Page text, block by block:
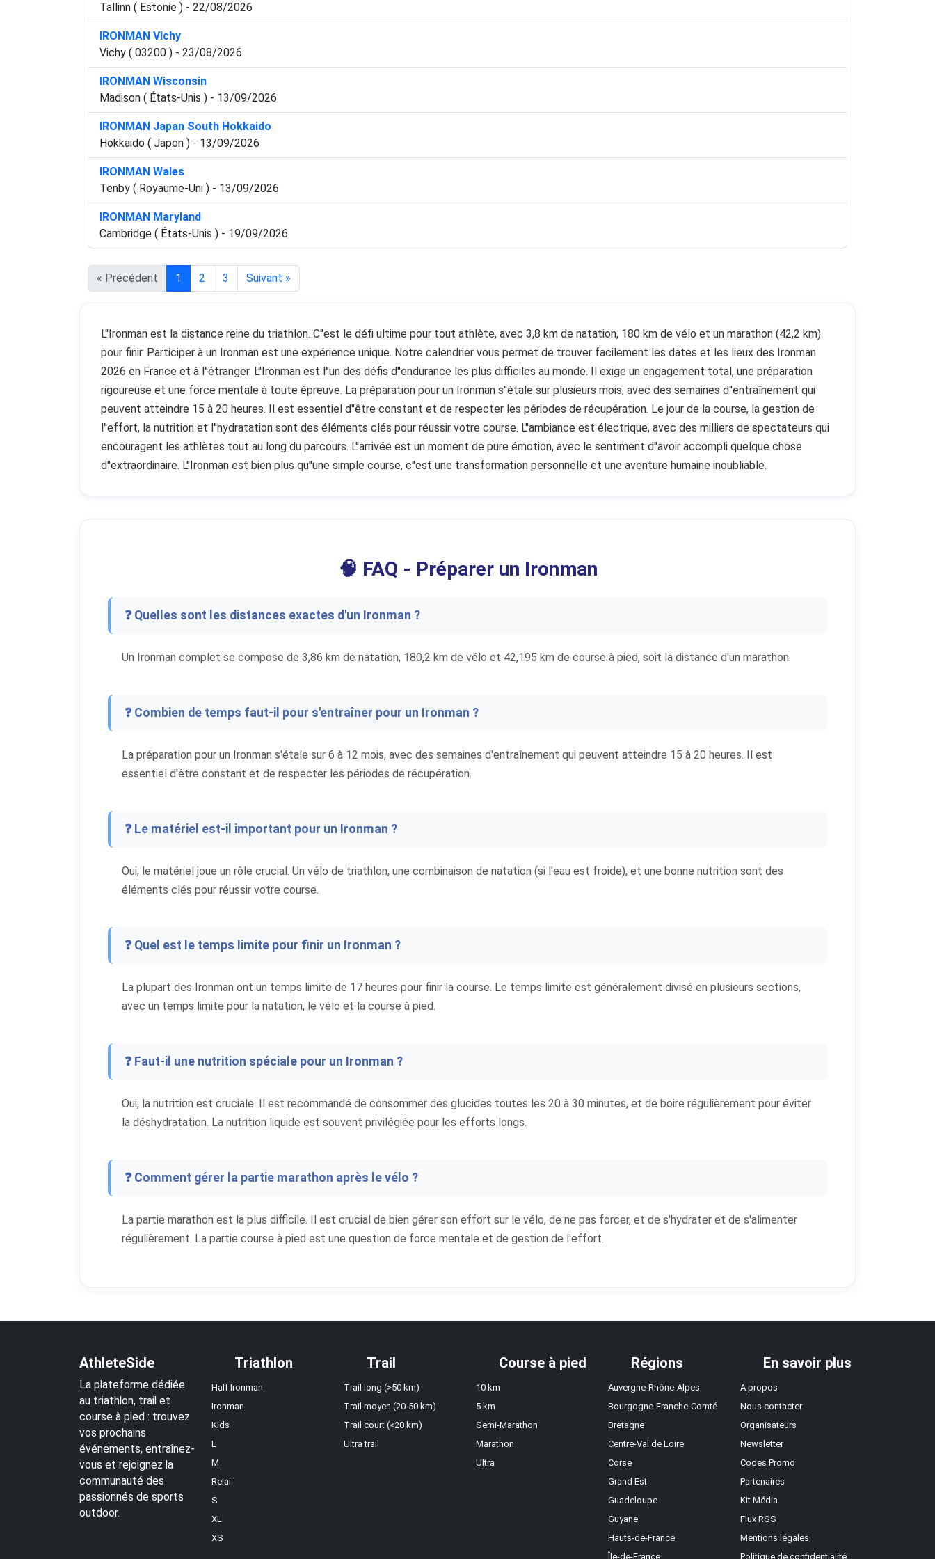
Tallinn ( Estonie ) - 22/08/2026
IRONMAN Vichy
Vichy ( 03200 ) - 23/08/2026
IRONMAN Wisconsin
Madison ( États-Unis ) - 13/09/2026
IRONMAN Japan South Hokkaido
Hokkaido ( Japon ) - 13/09/2026
IRONMAN Wales
Tenby ( Royaume-Uni ) - 13/09/2026
IRONMAN Maryland
Cambridge ( États-Unis ) - 19/09/2026
« Précédent 1 2 3 Suivant »
L''Ironman est la distance reine du triathlon. C''est le défi ultime pour tout athlète, avec 3,8 km de natation, 180 km de vélo et un marathon (42,2 km)
pour finir. Participer à un Ironman est une expérience unique. Notre calendrier vous permet de trouver facilement les dates et les lieux des Ironman
2026 en France et à l''étranger. L''Ironman est l''un des défis d''endurance les plus difficiles au monde. Il exige un engagement total, une préparation
rigoureuse et une force mentale à toute épreuve. La préparation pour un Ironman s''étale sur plusieurs mois, avec des semaines d''entraînement qui
peuvent atteindre 15 à 20 heures. Il est essentiel d''être constant et de respecter les périodes de récupération. Le jour de la course, la gestion de
l''effort, la nutrition et l''hydratation sont des éléments clés pour réussir votre course. L''ambiance est électrique, avec des milliers de spectateurs qui
encouragent les athlètes tout au long du parcours. L''arrivée est un moment de pure émotion, avec le sentiment d''avoir accompli quelque chose
d''extraordinaire. L''Ironman est bien plus qu''une simple course, c''est une transformation personnelle et une aventure humaine inoubliable.
🧠 FAQ - Préparer un Ironman
❓ Quelles sont les distances exactes d'un Ironman ?
Un Ironman complet se compose de 3,86 km de natation, 180,2 km de vélo et 42,195 km de course à pied, soit la distance d'un marathon.
❓ Combien de temps faut-il pour s'entraîner pour un Ironman ?
La préparation pour un Ironman s'étale sur 6 à 12 mois, avec des semaines d'entraînement qui peuvent atteindre 15 à 20 heures. Il est
essentiel d'être constant et de respecter les périodes de récupération.
❓ Le matériel est-il important pour un Ironman ?
Oui, le matériel joue un rôle crucial. Un vélo de triathlon, une combinaison de natation (si l'eau est froide), et une bonne nutrition sont des
éléments clés pour réussir votre course.
❓ Quel est le temps limite pour finir un Ironman ?
La plupart des Ironman ont un temps limite de 17 heures pour finir la course. Le temps limite est généralement divisé en plusieurs sections,
avec un temps limite pour la natation, le vélo et la course à pied.
❓ Faut-il une nutrition spéciale pour un Ironman ?
Oui, la nutrition est cruciale. Il est recommandé de consommer des glucides toutes les 20 à 30 minutes, et de boire régulièrement pour éviter
la déshydratation. La nutrition liquide est souvent privilégiée pour les efforts longs.
❓ Comment gérer la partie marathon après le vélo ?
La partie marathon est la plus difficile. Il est crucial de bien gérer son effort sur le vélo, de ne pas forcer, et de s'hydrater et de s'alimenter
régulièrement. La partie course à pied est une question de force mentale et de gestion de l'effort.
AthleteSide
La plateforme dédiée
au triathlon, trail et
course à pied : trouvez
vos prochains
événements, entraînez-
vous et rejoignez la
communauté des
passionnés de sports
outdoor.
Triathlon
Half Ironman
Ironman
Kids
L
M
Relai
S
XL
XS
Trail
Trail long (>50 km)
Trail moyen (20-50 km)
Trail court (<20 km)
Ultra trail
Course à pied
10 km
5 km
Semi-Marathon
Marathon
Ultra
Régions
Auvergne-Rhône-Alpes
Bourgogne-Franche-Comté
Bretagne
Centre-Val de Loire
Corse
Grand Est
Guadeloupe
Guyane
Hauts-de-France
Île-de-France
En savoir plus
A propos
Nous contacter
Organisateurs
Newsletter
Codes Promo
Partenaires
Kit Média
Flux RSS
Mentions légales
Politique de confidentialité